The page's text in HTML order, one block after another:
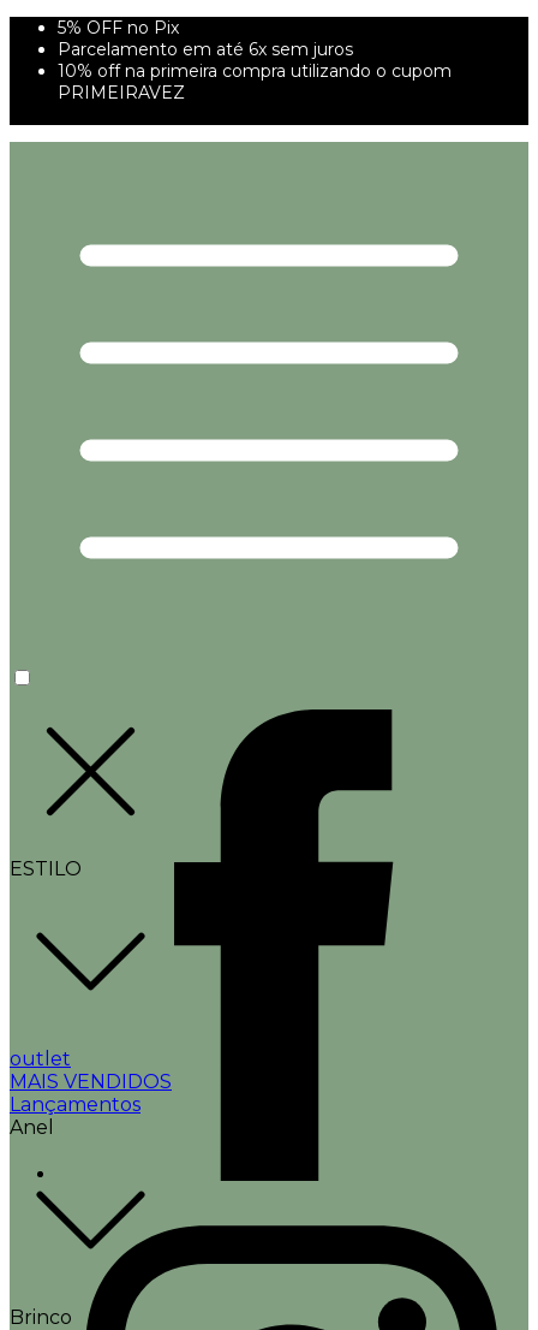
5% OFF no Pix
Parcelamento em até 6x sem juros
10% off na primeira compra utilizando o cupom
PRIMEIRAVEZ
ESTILO
outlet
MAIS VENDIDOS
Lançamentos
Anel
Brinco